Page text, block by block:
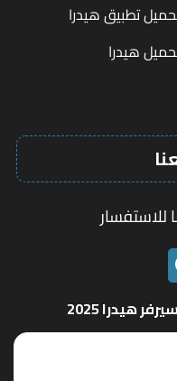
تطبيق هيدرا
هيدرا
للاستفسار
تليجرام
هيدرا 2025